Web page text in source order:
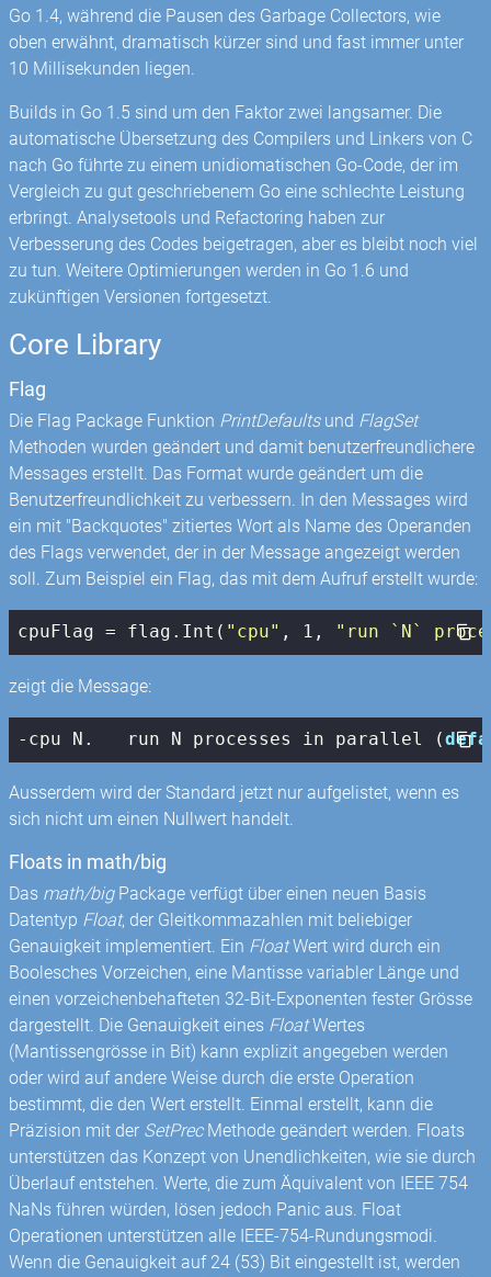
Go 1.4, während die Pausen des Garbage Collectors, wie
oben erwähnt, dramatisch kürzer sind und fast immer unter
10 Millisekunden liegen.
Builds in Go 1.5 sind um den Faktor zwei langsamer. Die
automatische Übersetzung des Compilers und Linkers von C
nach Go führte zu einem unidiomatischen Go-Code, der im
Vergleich zu gut geschriebenem Go eine schlechte Leistung
erbringt. Analysetools und Refactoring haben zur
Verbesserung des Codes beigetragen, aber es bleibt noch viel
zu tun. Weitere Optimierungen werden in Go 1.6 und
zukünftigen Versionen fortgesetzt.
Core Library
Flag
Die Flag Package Funktion PrintDefaultsund FlagSet
Methoden wurden geändert und damit benutzerfreundlichere
Messages erstellt. Das Format wurde geändert um die
Benutzerfreundlichkeit zu verbessern. In den Messages wird
ein mit "Backquotes" zitiertes Wort als Name des Operanden
des Flags verwendet, der in der Message angezeigt werden
soll. Zum Beispiel ein Flag, das mit dem Aufruf erstellt wurde:
cpuFlag = flag.Int( "cpu" , 1 , "run `N`
zeigt die Message:
-cpu N.   run N processes in parallel (
Ausserdem wird der Standard jetzt nur aufgelistet, wenn es
sich nicht um einen Nullwert handelt.
Floats in math/big
Das math/bigPackage verfügt über einen neuen Basis
Datentyp Float, der Gleitkommazahlen mit beliebiger
Genauigkeit implementiert. Ein FloatWert wird durch ein
Boolesches Vorzeichen, eine Mantisse variabler Länge und
einen vorzeichenbehafteten 32-Bit-Exponenten fester Grösse
dargestellt. Die Genauigkeit eines FloatWertes
(Mantissengrösse in Bit) kann explizit angegeben werden
oder wird auf andere Weise durch die erste Operation
bestimmt, die den Wert erstellt. Einmal erstellt, kann die
Präzision mit der SetPrecMethode geändert werden. Floats
unterstützen das Konzept von Unendlichkeiten, wie sie durch
Überlauf entstehen. Werte, die zum Äquivalent von IEEE 754
NaNs führen würden, lösen jedoch Panic aus. Float
Operationen unterstützen alle IEEE-754-Rundungsmodi.
Wenn die Genauigkeit auf 24 (53) Bit eingestellt ist, werden